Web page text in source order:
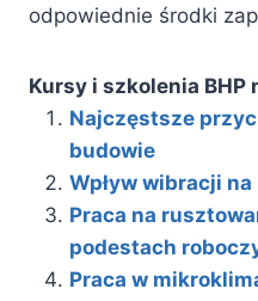
odpowiednie środki
Kursy i szkolenia BHP
Najczęstsze
budowie
Wpływ wibracji
Praca na
podestach
Praca w